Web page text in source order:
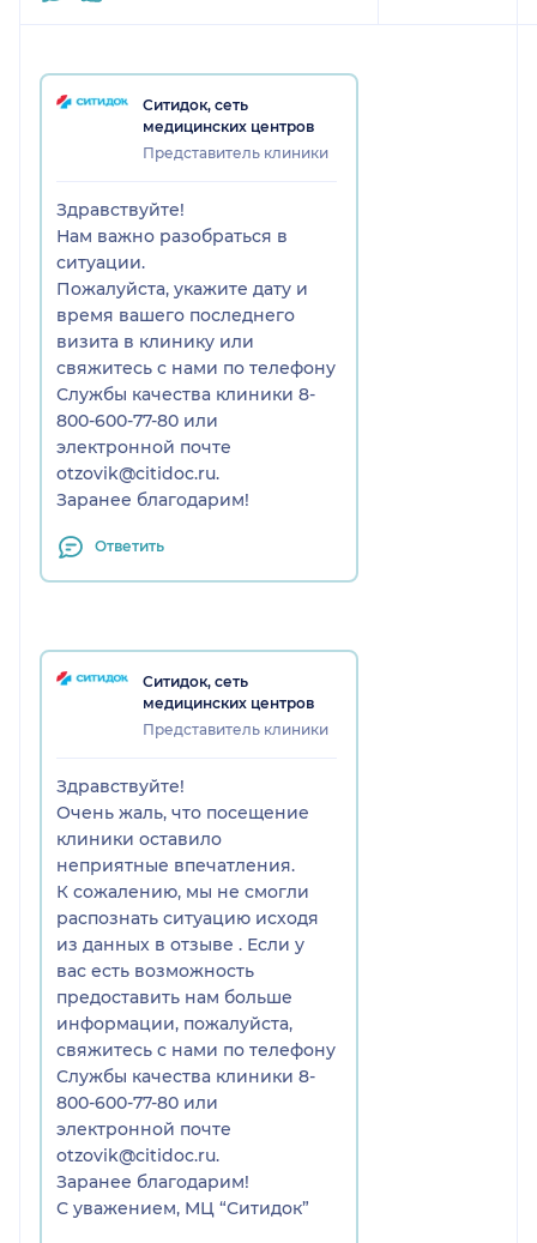
вам пришла. Давайте здесь
понаблюдаем, здесь посмотрим».
На вопросы она мне не ответила, я
Ситидок, сеть
медицинских центров
Представитель клиники
Здравствуйте!
Нам важно разобраться в
ситуации.
Пожалуйста, укажите дату и
время вашего последнего
визита в клинику или
свяжитесь с нами по телефону
Службы качества клиники 8-
800-600-77-80 или
электронной почте
otzovik@citidoc.ru.
Заранее благодарим!
Ответить
Ситидок, сеть
медицинских центров
Представитель клиники
Здравствуйте!
Очень жаль, что посещение
клиники оставило
неприятные впечатления.
К сожалению, мы не смогли
распознать ситуацию исходя
из данных в отзыве . Если у
вас есть возможность
предоставить нам больше
информации, пожалуйста,
свяжитесь с нами по телефону
Службы качества клиники 8-
800-600-77-80 или
электронной почте
otzovik@citidoc.ru.
Заранее благодарим!
С уважением, МЦ “Ситидок”